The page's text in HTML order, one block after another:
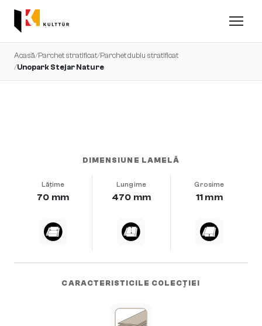
Acasă/Parchet stratificat/Parchet dublu stratificat
/Unopark Stejar Nature
DIMENSIUNE LAMELĂ
Lățime
70 mm
Lungime
470 mm
Grosime
11 mm
CARACTERISTICILE COLECȚIEI